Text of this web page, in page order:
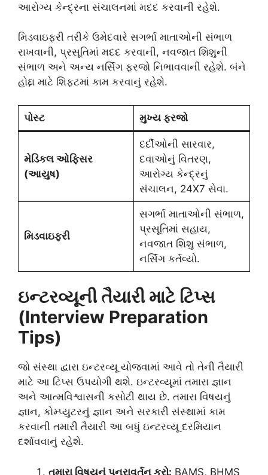
આરોગ્ય કેન્દ્રના સંચાલનમાં મદદ કરવાની રહેશે.
મિડવાઇફરી તરીકે ઉમેદવારે સગર્ભા માતાઓની સંભાળ
રાખવાની, પ્રસૂતિમાં મદદ કરવાની, નવજાત શિશુની
સંભાળ અને અન્ય નર્સિંગ ફરજો નિભાવવાની રહેશે. બંને
હોદ્દા માટે શિફ્ટમાં કામ કરવાનું રહેશે.
પોસ્ટ મુખ્ય ફરજો
મેડિકલ ઓફિસર
(આયુષ)
દર્દીઓની સારવાર,
દવાઓનું વિતરણ,
આરોગ્ય કેન્દ્રનું
સંચાલન, 24X7 સેવા.
મિડવાઇફરી
સગર્ભા માતાઓની સંભાળ,
પ્રસૂતિમાં સહાય,
નવજાત શિશુ સંભાળ,
નર્સિંગ કર્તવ્યો.
ઇન્ટરવ્યૂની તૈયારી માટે ટિપ્સ
(Interview Preparation
Tips)
જો સંસ્થા દ્વારા ઇન્ટરવ્યૂ યોજવામાં આવે તો તેની તૈયારી
માટે આ ટિપ્સ ઉપયોગી થશે. ઇન્ટરવ્યૂમાં તમારા જ્ઞાન
અને આત્મવિશ્વાસની કસોટી થાય છે. તમારા વિષયનું
જ્ઞાન, કોમ્પ્યુટરનું જ્ઞાન અને સરકારી સંસ્થામાં કામ
કરવાની તમારી તૈયારી આ બધું ઇન્ટરવ્યૂ દરમિયાન
દર્શાવવાનું રહેશે.
તમારા વિષયનું પુનરાવર્તન કરો: BAMS, BHMS